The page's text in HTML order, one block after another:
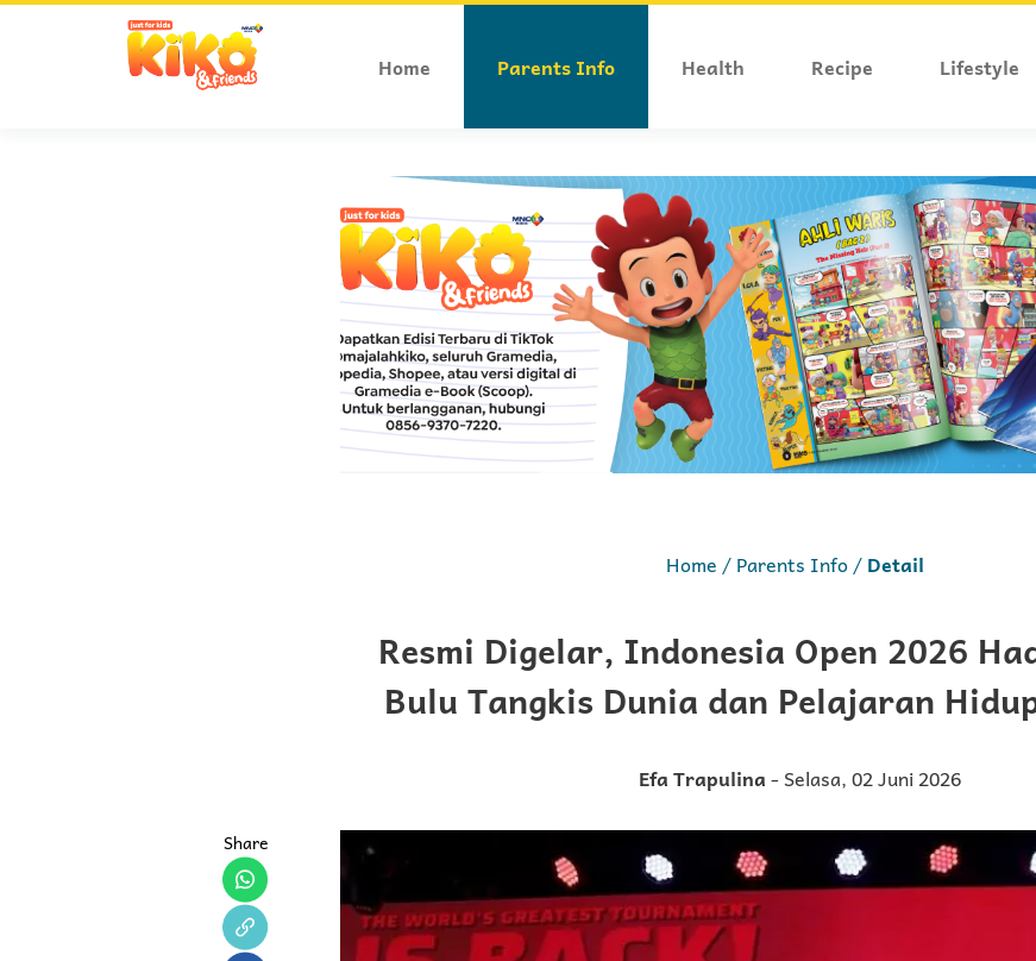
Home Parents Info Health Recipe Lifestyle
Home Parents Info Detail
Resmi Digelar, Indonesia Open 2026
Bulu Tangkis Dunia dan Pelajaran
Efa Trapulina- Selasa, 02 Juni 2026
Share